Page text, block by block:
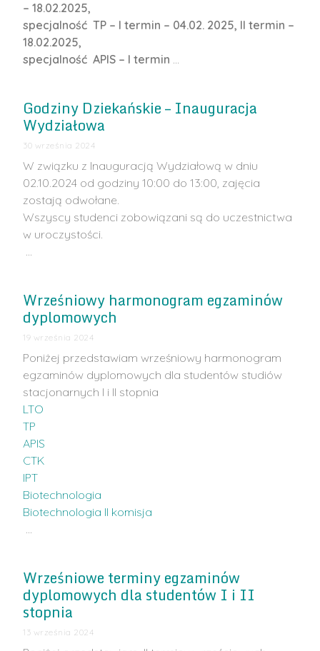
– 18.02.2025,
specjalność TP – I termin – 04.02. 2025, II termin –
18.02.2025,
specjalność APIS – I termin …
Godziny Dziekańskie – Inauguracja
Wydziałowa
30 września 2024
W związku z Inauguracją Wydziałową w dniu
02.10.2024 od godziny 10:00 do 13:00, zajęcia
zostają odwołane.
Wszyscy studenci zobowiązani są do uczestnictwa
w uroczystości.
…
Wrześniowy harmonogram egzaminów
dyplomowych
19 września 2024
Poniżej przedstawiam wrześniowy harmonogram
egzaminów dyplomowych dla studentów studiów
stacjonarnych I i II stopnia
LTO
TP
APIS
CTK
IPT
Biotechnologia
Biotechnologia II komisja
…
Wrześniowe terminy egzaminów
dyplomowych dla studentów I i II
stopnia
13 września 2024